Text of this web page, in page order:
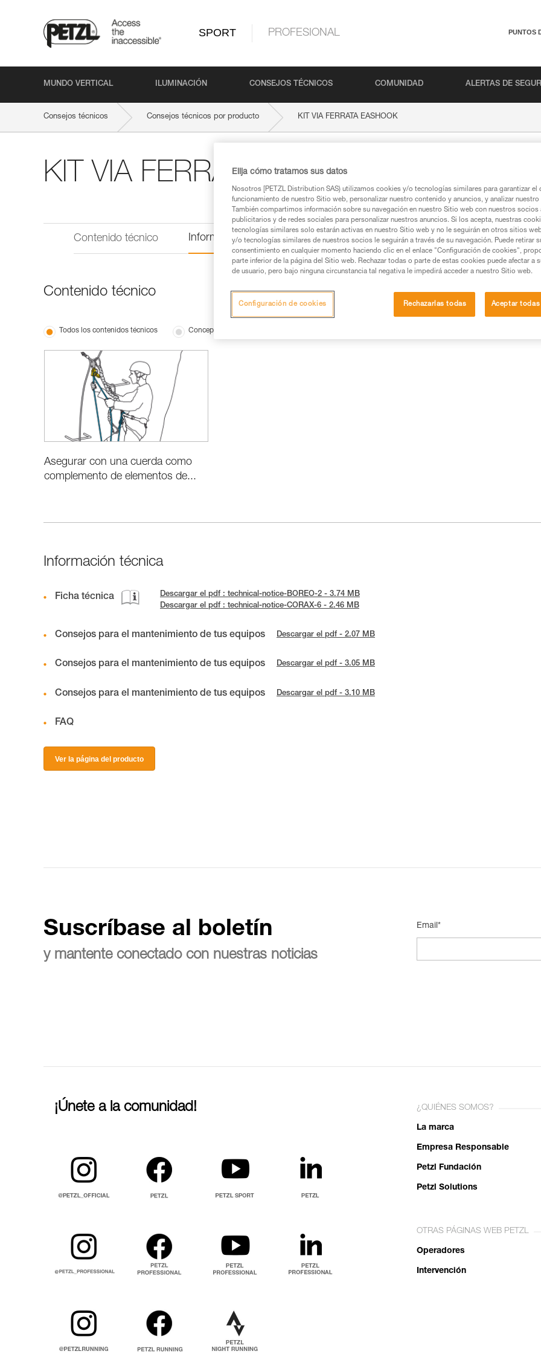
SPORT PROFESIONAL PUNTOS
MUNDO VERTICAL ILUMINACIÓN CONSEJOS TÉCNICOS COMUNIDAD ALERTAS DE
Consejos técnicos Consejos técnicos por producto KIT VIA FERRATA EASHOOK
KIT VIA FERRATA EASHOOK
Contenido técnico Información técnica
Contenido técnico
Todos los contenidos técnicos Conceptos básicos
Asegurar con una cuerda como
complemento de elementos de...
Información técnica
Ficha técnica
Descargar el pdf : technical-notice-BOREO-2 - 3.74 MB
Descargar el pdf : technical-notice-CORAX-6 - 2.46 MB
Consejos para el mantenimiento de tus equipos Descargar el pdf - 2.07 MB
Consejos para el mantenimiento de tus equipos Descargar el pdf - 3.05 MB
Consejos para el mantenimiento de tus equipos Descargar el pdf - 3.10 MB
FAQ
Ver la página del producto
Suscríbase al boletín
y mantente conectado con nuestras noticias
Email*
¡Únete a la comunidad! ¿QUIÉNES SOMOS?
La marca
Empresa Responsable
Petzl Fundación
Petzl Solutions
OTRAS PÁGINAS WEB PETZL
Operadores
Intervención
Elija cómo tratamos sus datos
Nosotros [PETZL Distribution SAS) utilizamos cookies y/o tecnologías similares para garantizar el
funcionamiento de nuestro Sitio web, personalizar nuestro contenido y anuncios, y analizar
También compartimos información sobre su navegación en nuestro Sitio web con nuestros socios
publicitarios y de redes sociales para personalizar nuestros anuncios. Si los acepta, nuestras
tecnologías similares solo estarán activas en nuestro Sitio web y no le seguirán en otros sitios
y/o tecnologías similares de nuestros socios le seguirán a través de su navegación. Puede retirar
consentimiento en cualquier momento haciendo clic en el enlace "Configuración de cookies",
parte inferior de la página del Sitio web. Rechazar todas o parte de estas cookies puede afectar a
de usuario, pero bajo ninguna circunstancia tal negativa le impedirá acceder a nuestro Sitio web.
Rechazarlas todas Aceptar
Configuración de cookies